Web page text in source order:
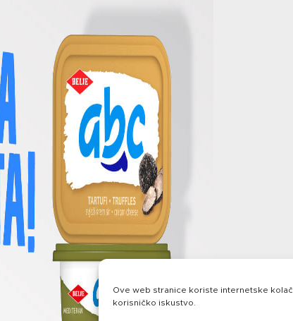
Ove web stranice koriste internetske
korisničko iskustvo.